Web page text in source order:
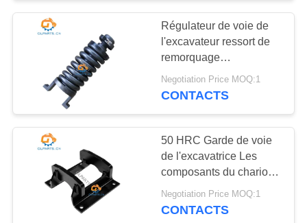
Excavatrice Gear
Pump
15
Régulateur de voie de
l'excavateur ressort de
remorquage
2073074141 Pour
PC300-7 PC360-7
Negotiation Price MOQ:1
CONTACTS
50 HRC Garde de voie
de l'excavatrice Les
composants du chariot
de l'excavatrice couverts
de couleur
Negotiation Price MOQ:1
CONTACTS